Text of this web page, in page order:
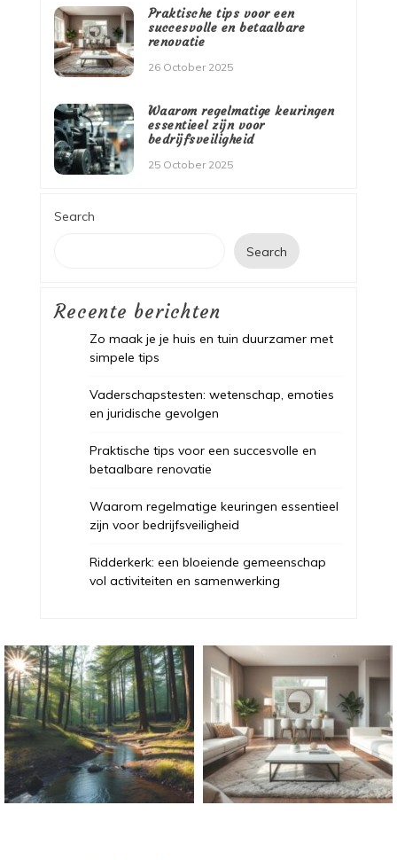
Praktische tips voor een
succesvolle en betaalbare
renovatie
26 October 2025
Waarom regelmatige keuringen
essentieel zijn voor
bedrijfsveiligheid
25 October 2025
Search
Search
Recente berichten
Zo maak je je huis en tuin duurzamer met
simpele tips
Vaderschapstesten: wetenschap, emoties
en juridische gevolgen
Praktische tips voor een succesvolle en
betaalbare renovatie
Waarom regelmatige keuringen essentieel
zijn voor bedrijfsveiligheid
Ridderkerk: een bloeiende gemeenschap
vol activiteiten en samenwerking